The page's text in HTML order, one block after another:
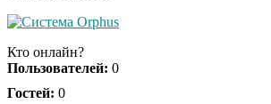
Ролик из Омска: вы
Кто онлайн?
Пользователей: 0
Гостей: 0